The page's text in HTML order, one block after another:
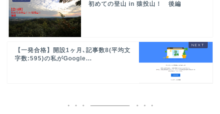
初めての登山 in 猿投山！ 後編
【一発合格】開設1ヶ月､記事数8(平均文
字数:595)の私がGoogle...